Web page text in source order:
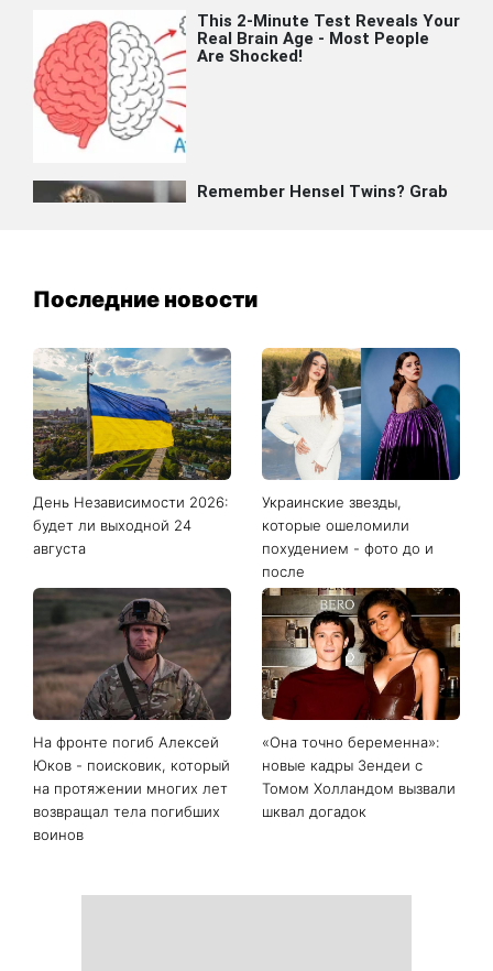
Последние новости
День Независимости 2026:
будет ли выходной 24
августа
Украинские звезды,
которые ошеломили
похудением - фото до и
после
На фронте погиб Алексей
Юков - поисковик, который
на протяжении многих лет
возвращал тела погибших
воинов
«Она точно беременна»:
новые кадры Зендеи с
Томом Холландом вызвали
шквал догадок